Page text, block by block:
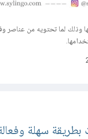
وذلك لما تحتويه من
بطريقة سهلة